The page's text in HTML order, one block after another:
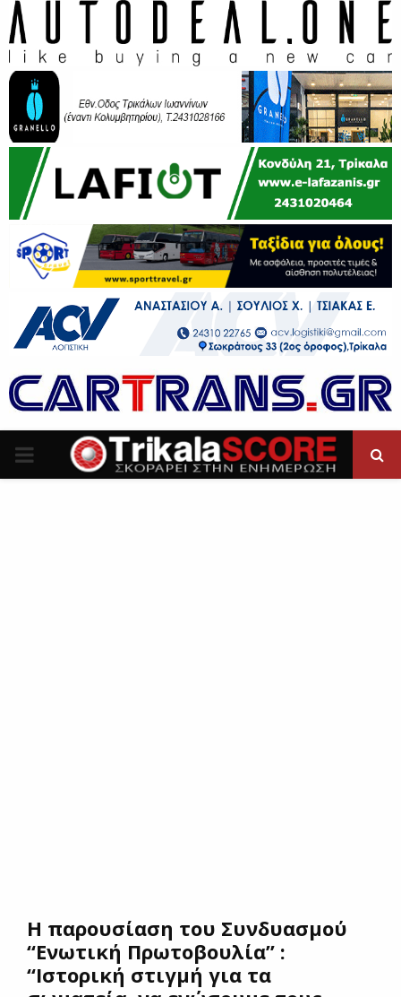
P
UΗ παρουσίαση του Συνδυασμού
“Ενωτική Πρωτοβουλία” :
“Ιστορική στιγμή για τα